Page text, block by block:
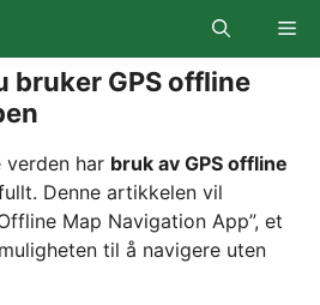
bruker GPS offline
verden har bruk av GPS offline
Denne artikkelen vil
Map Navigation App”, et
til å navigere uten